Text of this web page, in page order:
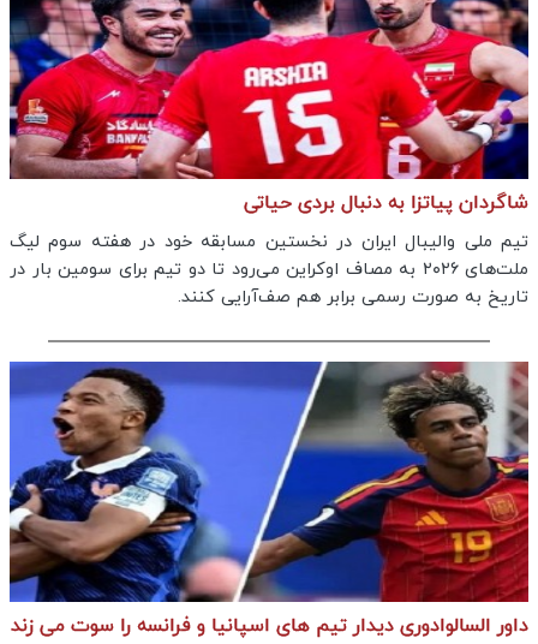
شاگردان پیاتزا به دنبال بردی حیاتی
تیم ملی والیبال ایران در نخستین مسابقه خود در هفته سوم لیگ
ملت‌های ۲۰۲۶ به مصاف اوکراین می‌رود تا دو تیم برای سومین بار در
تاریخ به صورت رسمی برابر هم صف‌آرایی کنند.
داور السالوادوری دیدار تیم های اسپانیا و فرانسه را سوت می زند